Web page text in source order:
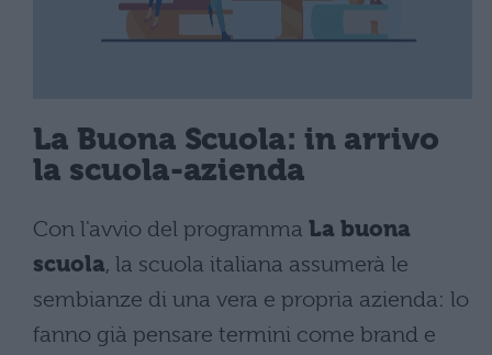
La Buona Scuola: in arrivo
la scuola-azienda
Con l'avvio del programma La buona
scuola, la scuola italiana assumerà le
sembianze di una vera e propria azienda: lo
fanno già pensare termini come brand e